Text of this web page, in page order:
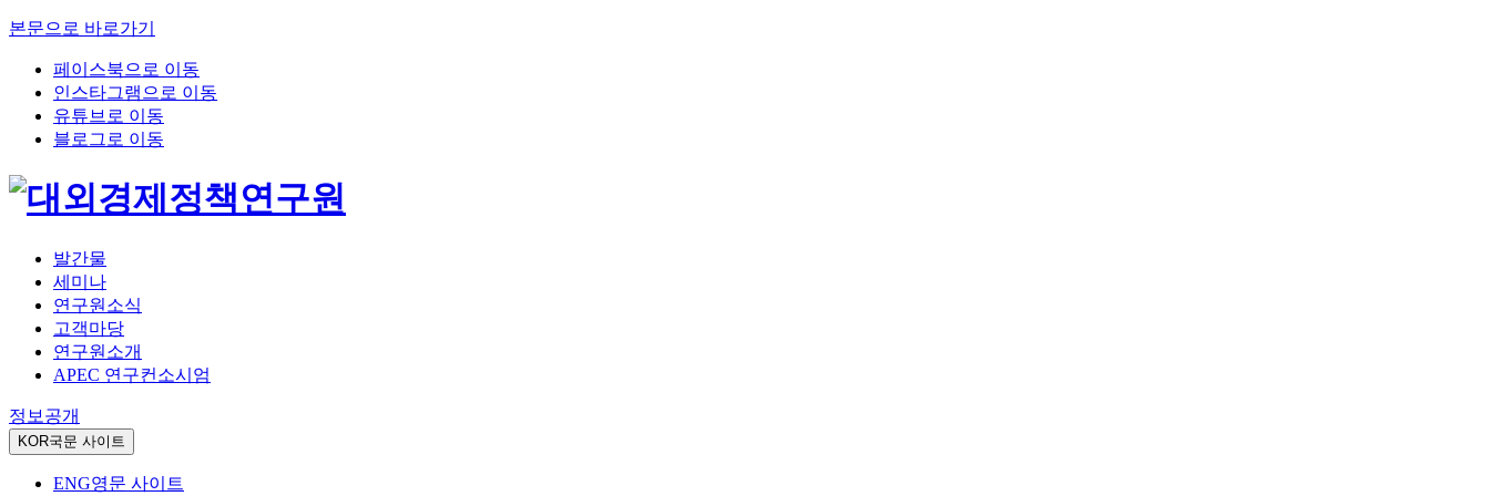
본문으로 바로가기
페이스북으로 이동
인스타그램으로 이동
유튜브로 이동
블로그로 이동
발간물
세미나
연구원소식
고객마당
연구원소개
APEC 연구컨소시엄
정보공개
KOR국문 사이트
ENG영문 사이트